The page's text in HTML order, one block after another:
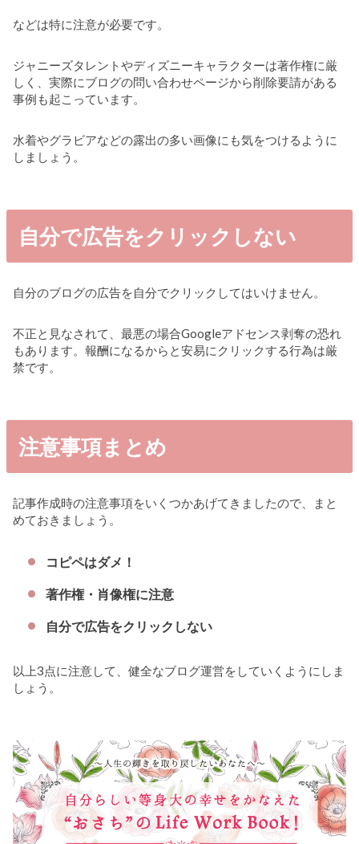
などは特に注意が必要です。
ジャニーズタレントやディズニーキャラクターは著作権に厳
しく、実際にブログの問い合わせページから削除要請がある
事例も起こっています。
水着やグラビアなどの露出の多い画像にも気をつけるように
しましょう。
自分で広告をクリックしない
自分のブログの広告を自分でクリックしてはいけません。
不正と見なされて、最悪の場合Googleアドセンス剥奪の恐れ
もあります。報酬になるからと安易にクリックする行為は厳
禁です。
注意事項まとめ
記事作成時の注意事項をいくつかあげてきましたので、まと
めておきましょう。
コピペはダメ！
著作権・肖像権に注意
自分で広告をクリックしない
以上3点に注意して、健全なブログ運営をしていくようにしま
しょう。